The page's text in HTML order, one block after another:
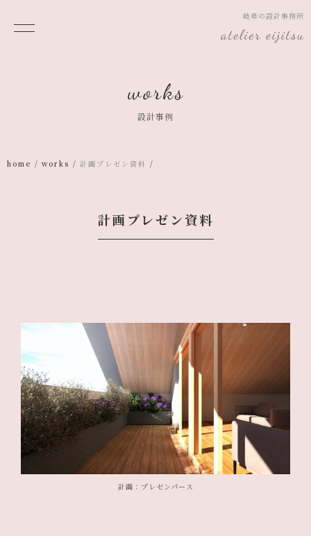
岐阜の設計事務所
設計事例
home works 計画プレゼン資料
計画プレゼン資料
計画：プレゼンパース